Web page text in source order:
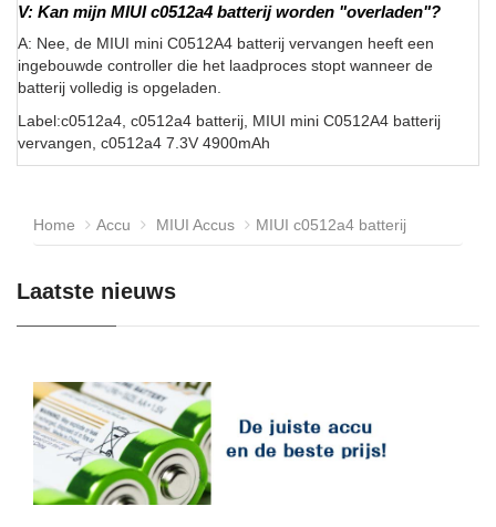
V: Kan mijn MIUI c0512a4 batterij worden "overladen"?
A: Nee, de MIUI mini C0512A4 batterij vervangen heeft een
ingebouwde controller die het laadproces stopt wanneer de
batterij volledig is opgeladen.
Label:c0512a4, c0512a4 batterij, MIUI mini C0512A4 batterij
vervangen, c0512a4 7.3V 4900mAh
Home Accu MIUI Accus MIUI c0512a4 batterij
Laatste nieuws